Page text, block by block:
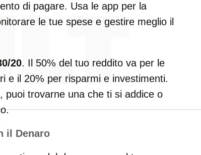
di pagare. Usa le app per la
le tue spese e gestire meglio il
20. Il 50% del tuo reddito va per le
e il 20% per risparmi e investimenti.
puoi trovarne una che ti si addice o
il Denaro